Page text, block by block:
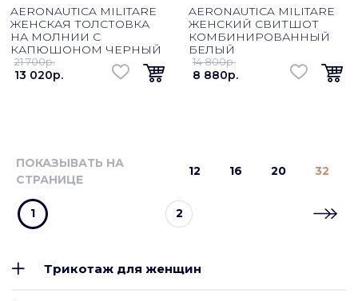
AERONAUTICA MILITARE
ЖЕНСКАЯ ТОЛСТОВКА
НА МОЛНИИ С
КАПЮШОНОМ ЧЕРНЫЙ
21 700p.
13 020p.
AERONAUTICA MILITARE
ЖЕНСКИЙ СВИТШОТ
КОМБИНИРОВАННЫЙ
БЕЛЫЙ
14 800p.
8 880p.
ПОКАЗЫВАТЬ НА
СТРАНИЦЕ
12 16 20 32
1 2
Трикотаж для женщин